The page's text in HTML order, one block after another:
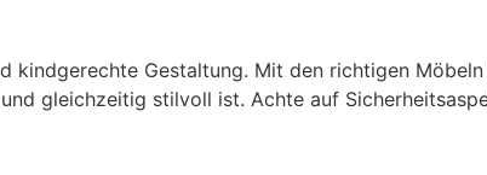
Gestaltung. Mit den richtigen
gleichzeitig stilvoll ist. Achte auf